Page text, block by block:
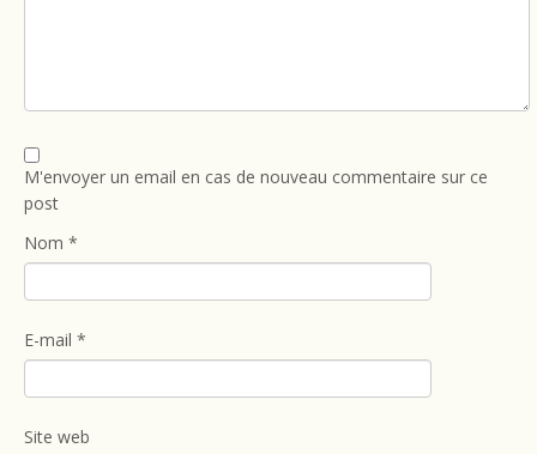
M'envoyer un email en cas de nouveau commentaire sur ce
post
Nom *
E-mail *
Site web